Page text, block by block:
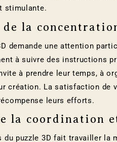
stimulante.
la
demande une attention
à suivre des instructions
à prendre leur temps, à
création. La satisfaction de
leurs efforts.
la coordination
du puzzle 3D fait travailler